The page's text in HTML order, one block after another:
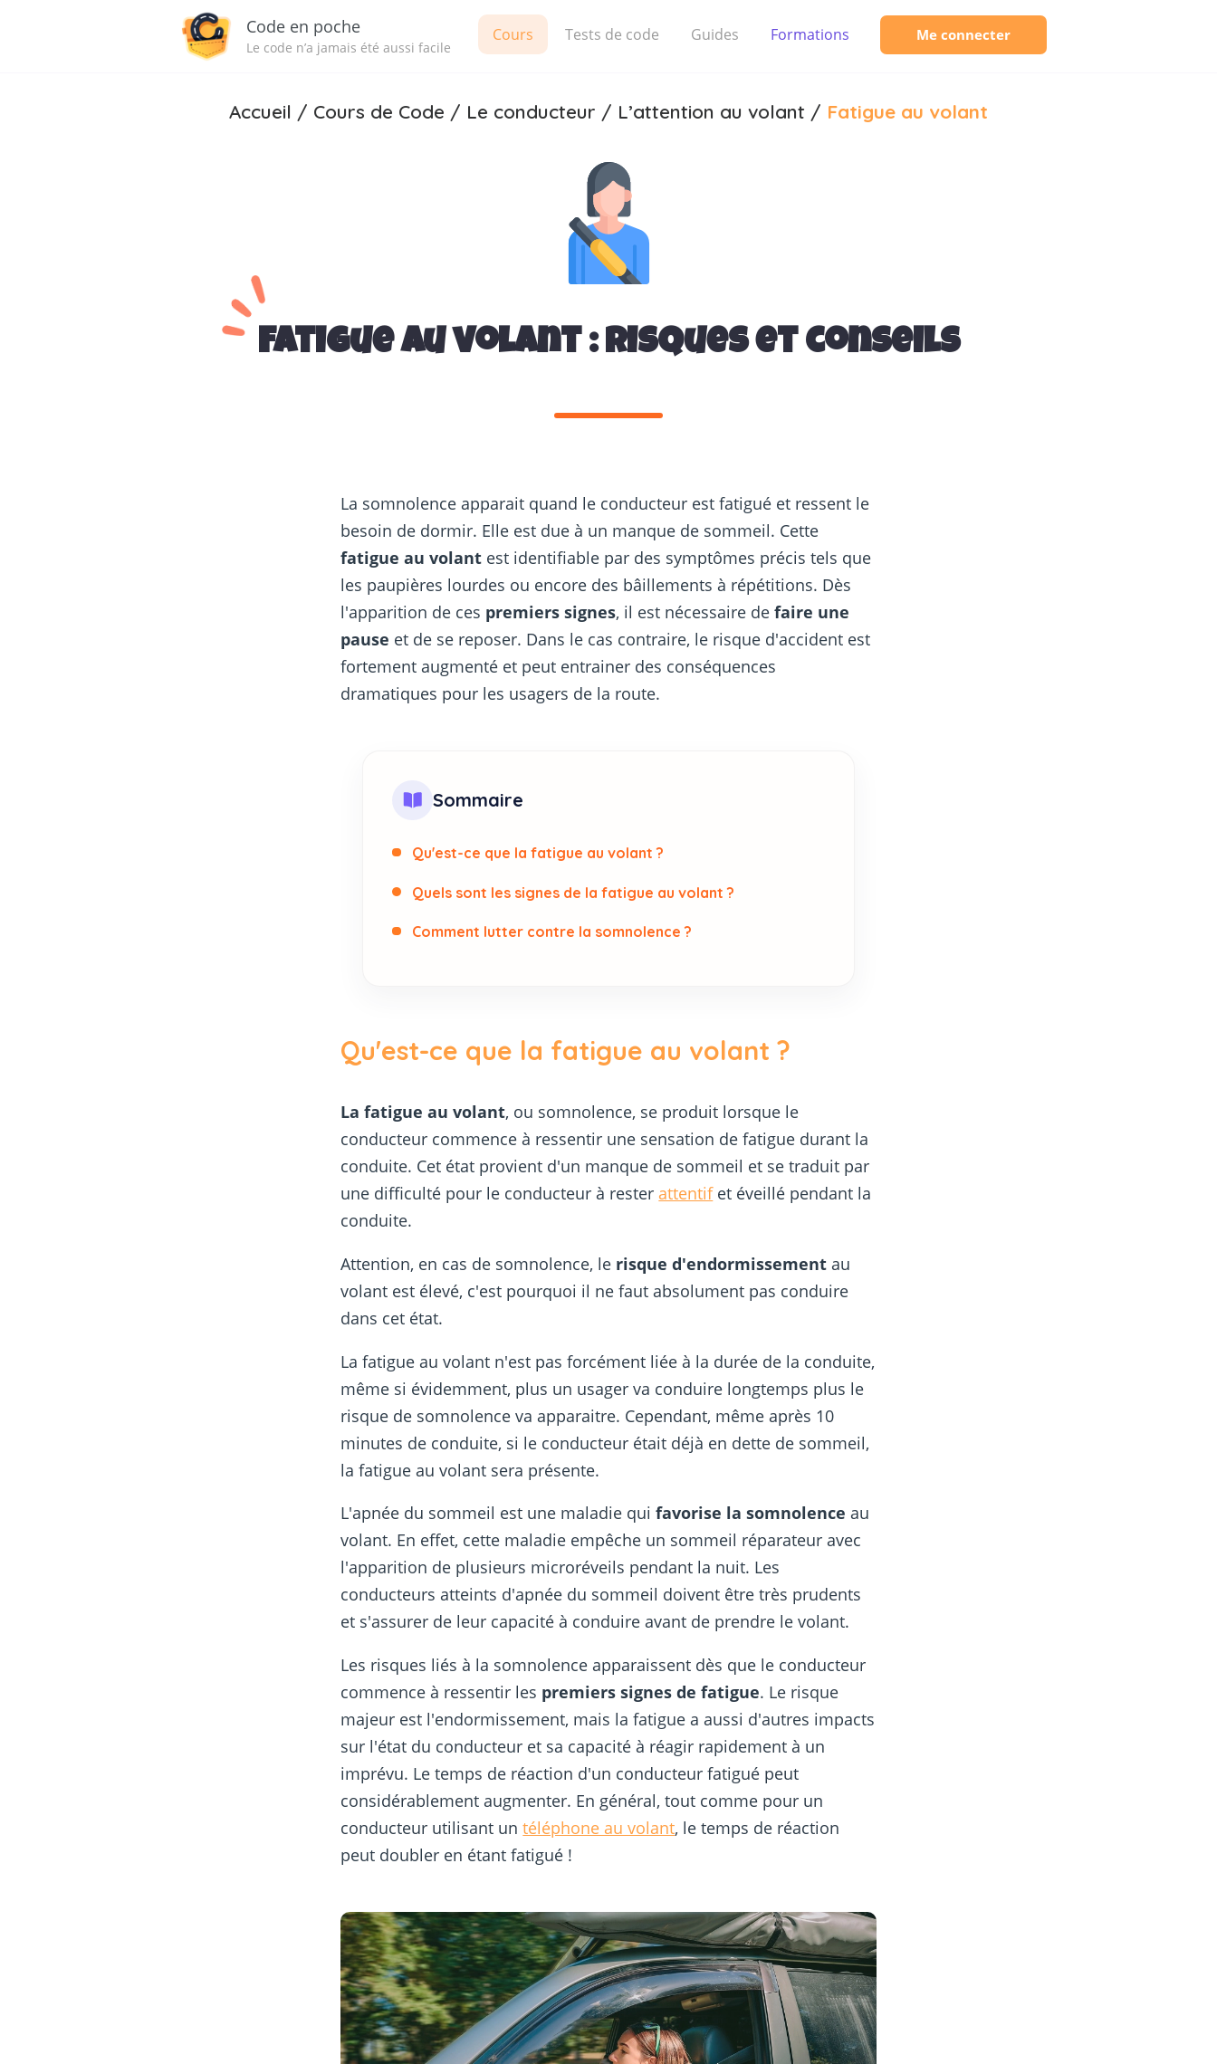
Code en poche
Le code n’a jamais été aussi facile
Cours Tests de code Guides Formations Me connecter
Accueil / Cours de Code / Le conducteur / L’attention au volant / Fatigue au volant
Fatigue au volant : risques et conseils
La somnolence apparait quand le conducteur est fatigué et ressent le
besoin de dormir. Elle est due à un manque de sommeil. Cette
fatigue au volant est identifiable par des symptômes précis tels que
les paupières lourdes ou encore des bâillements à répétitions. Dès
l'apparition de ces premiers signes, il est nécessaire defaire une
pause et de se reposer. Dans le cas contraire, le risque d'accident est
fortement augmenté et peut entrainer des conséquences
dramatiques pour les usagers de la route.
Sommaire
Qu'est-ce que la fatigue au volant ?
Quels sont les signes de la fatigue au volant ?
Comment lutter contre la somnolence ?
Qu'est-ce que la fatigue au volant ?
La fatigue au volant, ou somnolence, se produit lorsque le
conducteur commence à ressentir une sensation de fatigue durant la
conduite. Cet état provient d'un manque de sommeil et se traduit par
une difficulté pour le conducteur à rester attentifet éveillé pendant la
conduite.
Attention, en cas de somnolence, le risque d'endormissement au
volant est élevé, c'est pourquoi il ne faut absolument pas conduire
dans cet état.
La fatigue au volant n'est pas forcément liée à la durée de la conduite,
même si évidemment, plus un usager va conduire longtemps plus le
risque de somnolence va apparaitre. Cependant, même après 10
minutes de conduite, si le conducteur était déjà en dette de sommeil,
la fatigue au volant sera présente.
L'apnée du sommeil est une maladie quifavorise la somnolence au
volant. En effet, cette maladie empêche un sommeil réparateur avec
l'apparition de plusieurs microréveils pendant la nuit. Les
conducteurs atteints d'apnée du sommeil doivent être très prudents
et s'assurer de leur capacité à conduire avant de prendre le volant.
Les risques liés à la somnolence apparaissent dès que le conducteur
commence à ressentir les premiers signes de fatigue. Le risque
majeur est l'endormissement, mais la fatigue a aussi d'autres impacts
sur l'état du conducteur et sa capacité à réagir rapidement à un
imprévu. Le temps de réaction d'un conducteur fatigué peut
considérablement augmenter. En général, tout comme pour un
conducteur utilisant untéléphone au volant, le temps de réaction
peut doubler en étant fatigué !